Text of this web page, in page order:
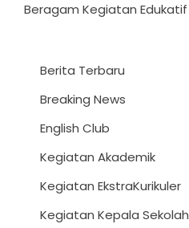
Beragam Kegiatan Edukatif
Berita Terbaru
Breaking News
English Club
Kegiatan Akademik
Kegiatan EkstraKurikuler
Kegiatan Kepala Sekolah